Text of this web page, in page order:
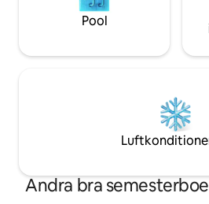
Pool
Andra bra